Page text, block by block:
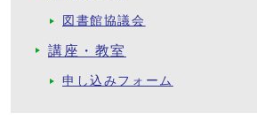
図書館協議会
講座・教室
申し込みフォーム